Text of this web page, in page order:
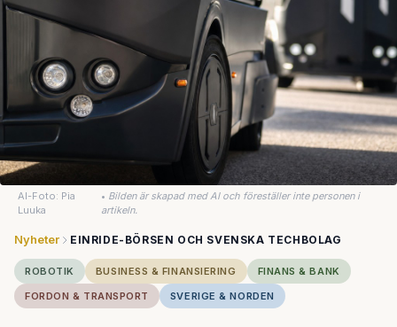
AI-Foto: Pia
Luuka
• Bilden är skapad med AI och föreställer inte personen i
artikeln.
Nyheter EINRIDE-BÖRSEN OCH SVENSKA TECHBOLAG
ROBOTIK BUSINESS & FINANSIERING
FINANS & BANK
FORDON & TRANSPORT
SVERIGE & NORDEN